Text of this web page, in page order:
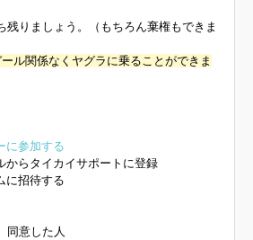
残りましょう。（もちろん棄権もできま
ル関係なくヤグラに乗ることができま
に参加する
らタイカイサポートに登録
に招待する
て読み、同意した人